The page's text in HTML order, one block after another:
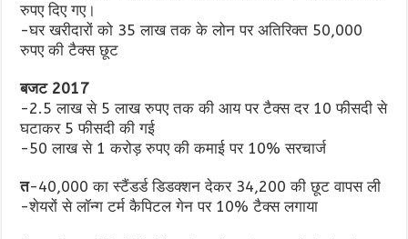
रुपए दिए गए।
-घर खरीदारों को 35 लाख तक के लोन पर अतिरिक्त 50,000
रुपए की टैक्स छूट
बजट 2017
-2.5 लाख से 5 लाख रुपए तक की आय पर टैक्स दर 10 फीसदी से
घटाकर 5 फीसदी की गई
-50 लाख से 1 करोड़ रुपए की कमाई पर 10% सरचार्ज
त-40,000 का स्टैंडर्ड डिडक्शन देकर 34,200 की छूट वापस ली
-शेयरों से लॉन्ग टर्म कैपिटल गेन पर 10% टैक्स लगाया